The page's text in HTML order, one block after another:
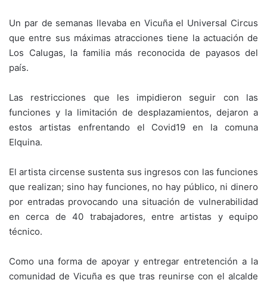
Un par de semanas llevaba en Vicuña el Universal Circus
que entre sus máximas atracciones tiene la actuación de
Los Calugas, la familia más reconocida de payasos del
país.
Las restricciones que les impidieron seguir con las
funciones y la limitación de desplazamientos, dejaron a
estos artistas enfrentando el Covid19 en la comuna
Elquina.
El artista circense sustenta sus ingresos con las funciones
que realizan; sino hay funciones, no hay público, ni dinero
por entradas provocando una situación de vulnerabilidad
en cerca de 40 trabajadores, entre artistas y equipo
técnico.
Como una forma de apoyar y entregar entretención a la
comunidad de Vicuña es que tras reunirse con el alcalde